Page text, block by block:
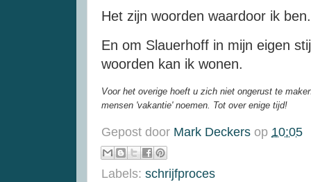
Het zijn woorden waardoor ik
En om Slauerhoff in mijn eigen
woorden kan ik wonen.
Voor het overige hoeft u zich niet ongerust te
mensen 'vakantie' noemen. Tot over enige tijd!
Gepost door Mark Deckers op 10:05
Labels: schrijfproces